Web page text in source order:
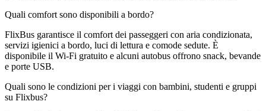
Quali comfort sono disponibili a bordo?
FlixBus garantisce il comfort dei passeggeri con aria condizionata,
servizi igienici a bordo, luci di lettura e comode sedute. È
disponibile il Wi-Fi gratuito e alcuni autobus offrono snack, bevande
e porte USB.
Quali sono le condizioni per i viaggi con bambini, studenti e gruppi
su Flixbus?